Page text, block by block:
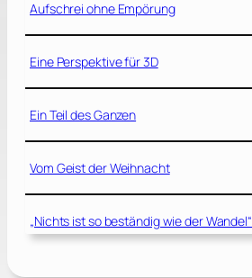
Aufschrei ohne Empörung
Eine Perspektive für 3D
Ein Teil des Ganzen
Vom Geist der Weihnacht
„Nichts ist so beständig wie der Wandel“